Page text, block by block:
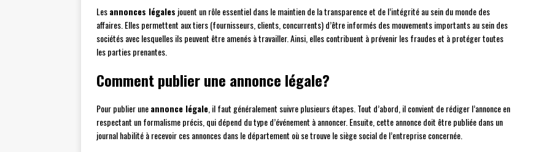
Lesannonces légales jouent un rôle essentiel dans le maintien de la transparence et de l’intégrité au sein du monde des
affaires. Elles permettent aux tiers (fournisseurs, clients, concurrents) d’être informés des mouvements importants au sein des
sociétés avec lesquelles ils peuvent être amenés à travailler. Ainsi, elles contribuent à prévenir les fraudes et à protéger toutes
les parties prenantes.
Comment publier une annonce légale?
Pour publier uneannonce légale , il faut généralement suivre plusieurs étapes. Tout d’abord, il convient de rédiger l’annonce en
respectant un formalisme précis, qui dépend du type d’événement à annoncer. Ensuite, cette annonce doit être publiée dans un
journal habilité à recevoir ces annonces dans le département où se trouve le siège social de l’entreprise concernée.